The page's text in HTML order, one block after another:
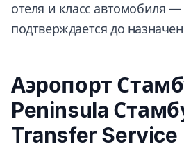
отеля и класс автомобиля —
подтверждается до
Аэропорт
Peninsula
Transfer Service